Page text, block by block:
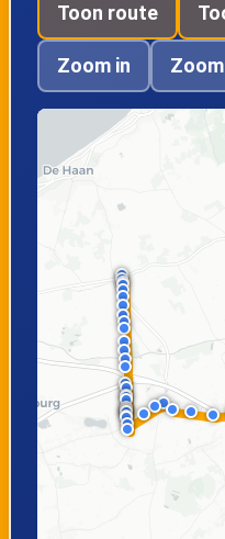
Ettelgem,
Romaanse Kerk
Ettelgem,
Klokkeput
Pelikaan
Jabbeke, Molen
Jabbeke,
Permekemuseum
Toon route
Zoom in